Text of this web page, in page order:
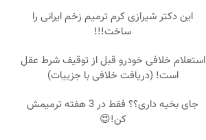
این دکتر شیرازی کرم ترمیم زخم ایرانی را
ساخت!!!
استعلام خلافی خودرو قبل از توقیف شرط عقل
است! (دریافت خلافی با جزییات)
جای بخیه داری؟؟ فقط در 3 هفته ترمیمش
کن!😍